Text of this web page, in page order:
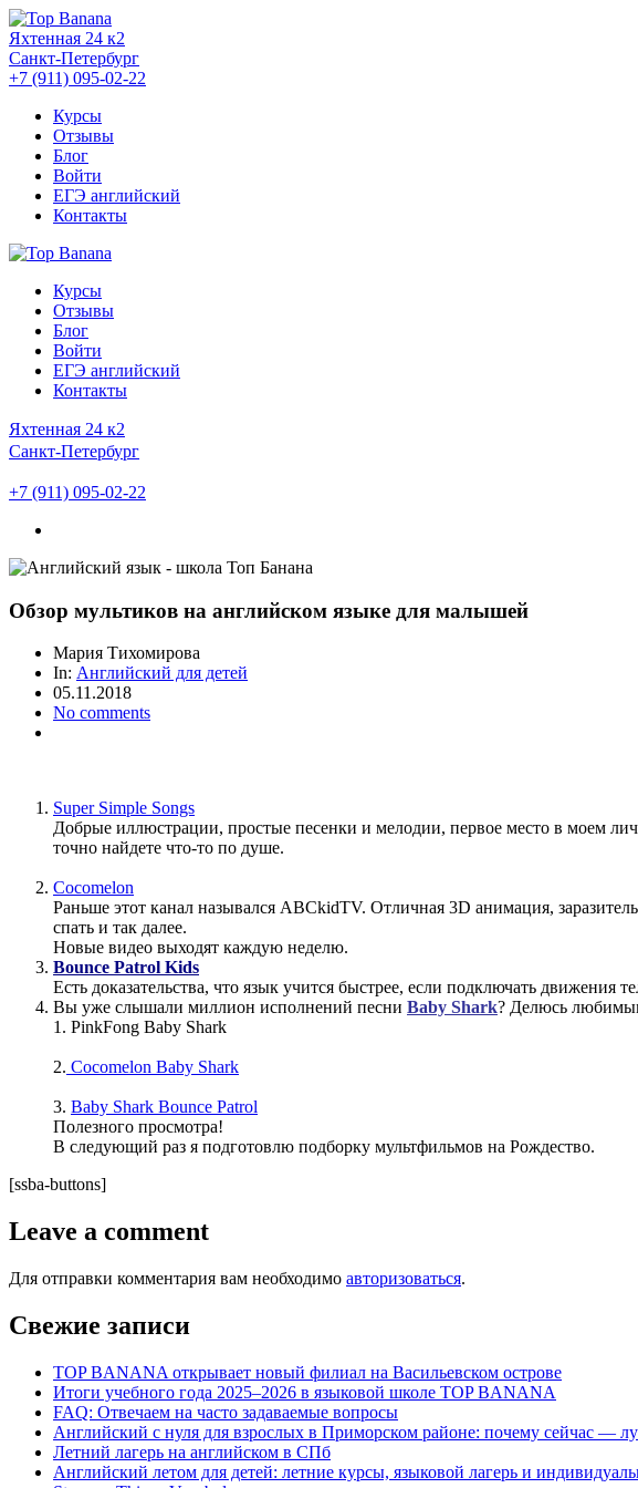
Яхтенная 24 к2
Санкт-Петербург
+7 (911) 095-02-22
Курсы
Отзывы
Блог
Войти
ЕГЭ английский
Контакты
Курсы
Отзывы
Блог
Войти
ЕГЭ английский
Контакты
Яхтенная 24 к2
Санкт-Петербург
+7 (911) 095-02-22
Обзор мультиков на английском языке для малышей
Мария Тихомирова
In: Английский для детей
05.11.2018
No comments
Super Simple Songs
Добрые иллюстрации, простые песенки и мелодии, первое место в моем
точно найдете что-то по душе.
Cocomelon
Раньше этот канал назывался ABCkidTV. Отличная 3D анимация,
спать и так далее.
Новые видео выходят каждую неделю.
Bounce Patrol Kids
Есть доказательства, что язык учится быстрее, если подключать движения
Вы уже слышали миллион исполнений песни Baby Shark? Делюсь
1. PinkFong Baby Shark
2. Cocomelon Baby Shark
3. Baby Shark Bounce Patrol
Полезного просмотра!
В следующий раз я подготовлю подборку мультфильмов на Рождество.
[ssba-buttons]
Leave a comment
Для отправки комментария вам необходимо авторизоваться.
Свежие записи
TOP BANANA открывает новый филиал на Васильевском острове
Итоги учебного года 2025–2026 в языковой школе TOP BANANA
FAQ: Отвечаем на часто задаваемые вопросы
Английский с нуля для взрослых в Приморском районе: почему сейчас —
Летний лагерь на английском в СПб
Английский летом для детей: летние курсы, языковой лагерь и